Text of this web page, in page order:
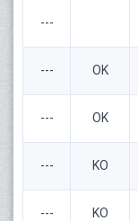
---
--- OK
--- OK
--- KO
--- KO